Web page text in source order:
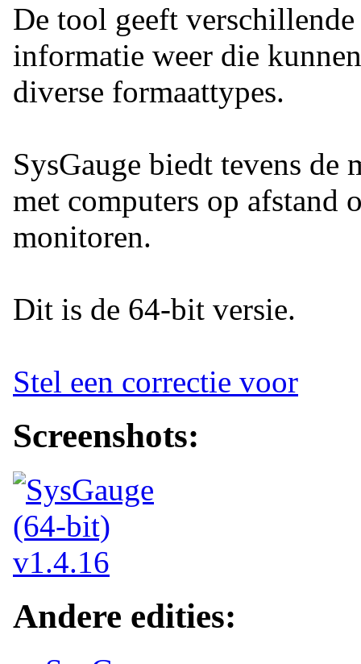
De tool geeft
informatie weer die
diverse formaattypes.
SysGauge biedt tevens
met computers op afstand
monitoren.
Dit is de 64-bit versie.
Stel een correctie voor
Screenshots:
Andere edities: